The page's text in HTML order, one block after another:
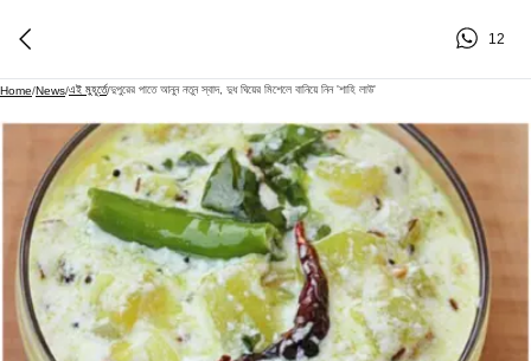
12
Home/News/এই মুহূর্তে/দুপুরের পাতে আনুন নতুন স্বাদ, দুধ ঘিয়ের মিশেলে বানিয়ে নিন 'শাহি লাউ'